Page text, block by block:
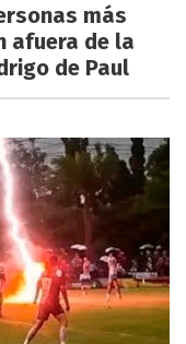
más
afuera de la
de Paul